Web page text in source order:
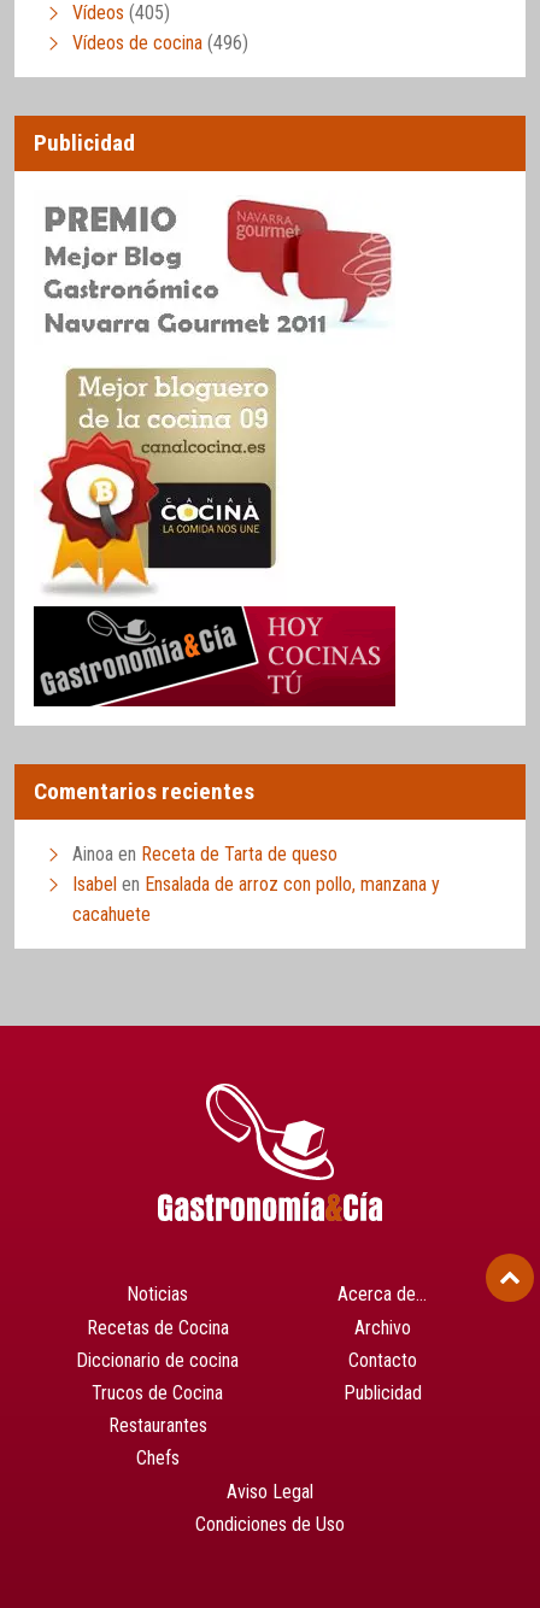
Vídeos (405)
Vídeos de cocina (496)
Publicidad
Comentarios recientes
Ainoa en Receta de Tarta de queso
Isabel en Ensalada de arroz con pollo, manzana y
cacahuete
Noticias
Recetas de Cocina
Diccionario de cocina
Trucos de Cocina
Restaurantes
Chefs
Acerca de…
Archivo
Contacto
Publicidad
Aviso Legal
Condiciones de Uso